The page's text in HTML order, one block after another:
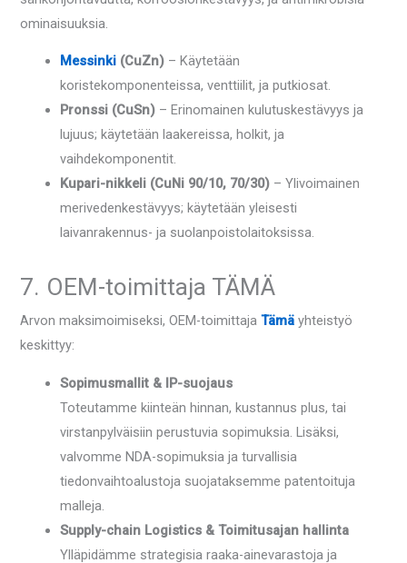
ominaisuuksia.
Messinki (CuZn) – Käytetään
koristekomponenteissa, venttiilit, ja putkiosat.
Pronssi (CuSn) – Erinomainen kulutuskestävyys ja
lujuus; käytetään laakereissa, holkit, ja
vaihdekomponentit.
Kupari-nikkeli (CuNi 90/10, 70/30) – Ylivoimainen
merivedenkestävyys; käytetään yleisesti
laivanrakennus- ja suolanpoistolaitoksissa.
7. OEM-toimittaja TÄMÄ
Arvon maksimoimiseksi, OEM-toimittajaTämä yhteistyö
keskittyy:
Sopimusmallit & IP-suojaus
Toteutamme kiinteän hinnan, kustannus plus, tai
virstanpylväisiin perustuvia sopimuksia. Lisäksi,
valvomme NDA-sopimuksia ja turvallisia
tiedonvaihtoalustoja suojataksemme patentoituja
malleja.
Supply-chain Logistics & Toimitusajan hallinta
Ylläpidämme strategisia raaka-ainevarastoja ja